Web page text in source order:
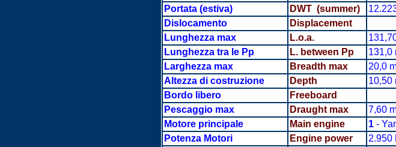
Portata(estiva) DWT (summer)
Dislocamento
Displacement
Lunghezza max
L.o.a.
Lunghezza tra le Pp
L. between Pp
131,0
Larghezza max
Breadth max
20,0
Altezza di costruzione
Depth
10,50
Bordo libero
Freeboard
Pescaggio max
Draught max
7,60
Motore principale
Main engine 1-
Potenza Motori
Engine power
2.950